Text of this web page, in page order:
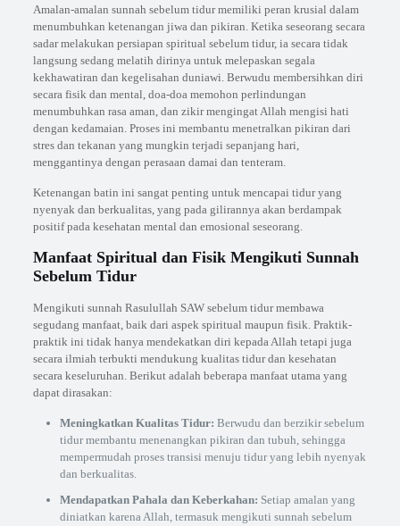
Amalan-amalan sunnah sebelum tidur memiliki peran krusial dalam
menumbuhkan ketenangan jiwa dan pikiran. Ketika seseorang secara
sadar melakukan persiapan spiritual sebelum tidur, ia secara tidak
langsung sedang melatih dirinya untuk melepaskan segala
kekhawatiran dan kegelisahan duniawi. Berwudu membersihkan diri
secara fisik dan mental, doa-doa memohon perlindungan
menumbuhkan rasa aman, dan zikir mengingat Allah mengisi hati
dengan kedamaian. Proses ini membantu menetralkan pikiran dari
stres dan tekanan yang mungkin terjadi sepanjang hari,
menggantinya dengan perasaan damai dan tenteram.
Ketenangan batin ini sangat penting untuk mencapai tidur yang
nyenyak dan berkualitas, yang pada gilirannya akan berdampak
positif pada kesehatan mental dan emosional seseorang.
Manfaat Spiritual dan Fisik Mengikuti Sunnah
Sebelum Tidur
Mengikuti sunnah Rasulullah SAW sebelum tidur membawa
segudang manfaat, baik dari aspek spiritual maupun fisik. Praktik-
praktik ini tidak hanya mendekatkan diri kepada Allah tetapi juga
secara ilmiah terbukti mendukung kualitas tidur dan kesehatan
secara keseluruhan. Berikut adalah beberapa manfaat utama yang
dapat dirasakan:
Meningkatkan Kualitas Tidur: Berwudu dan berzikir sebelum
tidur membantu menenangkan pikiran dan tubuh, sehingga
mempermudah proses transisi menuju tidur yang lebih nyenyak
dan berkualitas.
Mendapatkan Pahala dan Keberkahan: Setiap amalan yang
diniatkan karena Allah, termasuk mengikuti sunnah sebelum